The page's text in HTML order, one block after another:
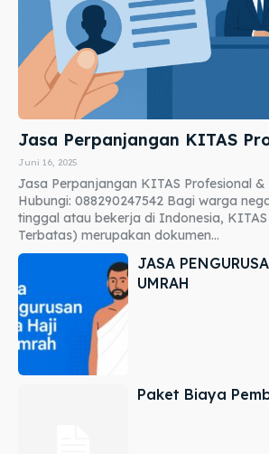
Jasa Perpanjangan KITAS
Juni 16, 2025
Jasa Perpanjangan KITAS Profesional &
Hubungi: 088290247542 Bagi warga
tinggal atau bekerja di Indonesia,
Terbatas) merupakan dokumen...
JASA
UMRAH
Paket Biaya